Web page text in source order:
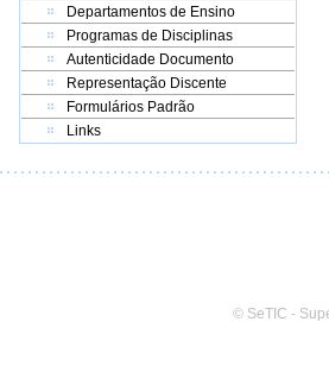
Departamentos de Ensino
Programas de Disciplinas
Autenticidade Documento
Representação Discente
Formulários Padrão
Links
© SeTIC -